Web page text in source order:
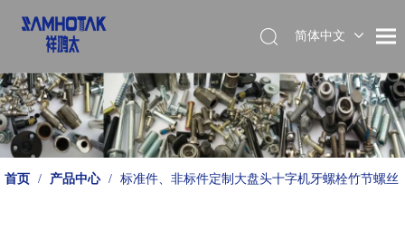
简体中文
首页 / 产品中心 / 标准件、非标件定制大盘头十字机牙螺栓竹节螺丝